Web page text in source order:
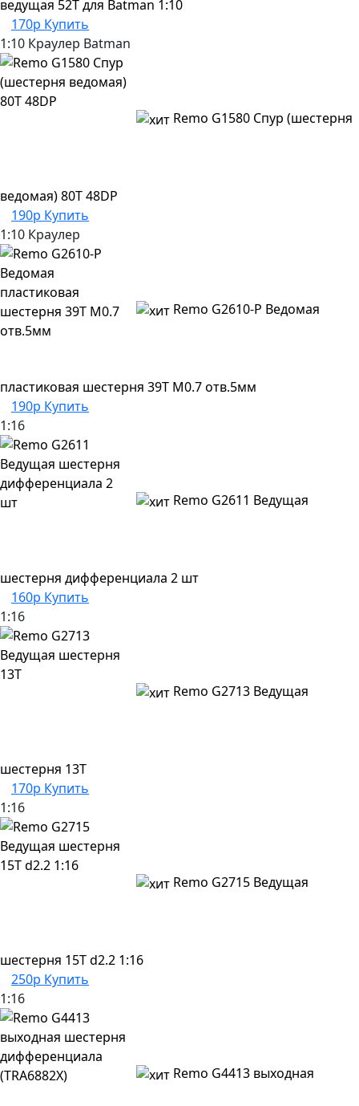
ведущая 52Т для Batman 1:10
170р Купить
1:10 Краулер Batman
Remo G1580 Спур (шестерня
ведомая) 80T 48DP
190р Купить
1:10 Краулер
Remo G2610-P Ведомая
пластиковая шестерня 39Т M0.7 отв.5мм
190р Купить
1:16
Remo G2611 Ведущая
шестерня дифференциала 2 шт
160р Купить
1:16
Remo G2713 Ведущая
шестерня 13T
170р Купить
1:16
Remo G2715 Ведущая
шестерня 15T d2.2 1:16
250р Купить
1:16
Remo G4413 выходная